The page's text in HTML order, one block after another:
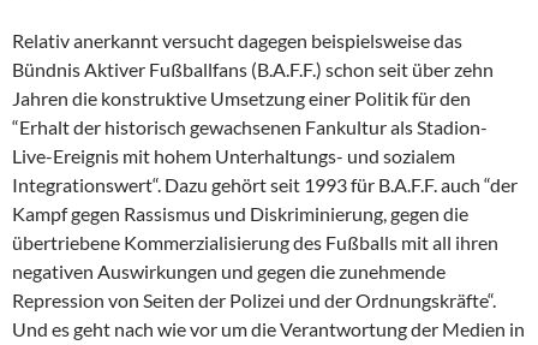
Relativ anerkannt versucht dagegen beispielsweise das
Bündnis Aktiver Fußballfans (B.A.F.F.) schon seit über zehn
Jahren die konstruktive Umsetzung einer Politik für den
“Erhalt der historisch gewachsenen Fankultur als Stadion-
Live-Ereignis mit hohem Unterhaltungs- und sozialem
Integrationswert“. Dazu gehört seit 1993 für B.A.F.F. auch “der
Kampf gegen Rassismus und Diskriminierung, gegen die
übertriebene Kommerzialisierung des Fußballs mit all ihren
negativen Auswirkungen und gegen die zunehmende
Repression von Seiten der Polizei und der Ordnungskräfte“.
Und es geht nach wie vor um die Verantwortung der Medien in